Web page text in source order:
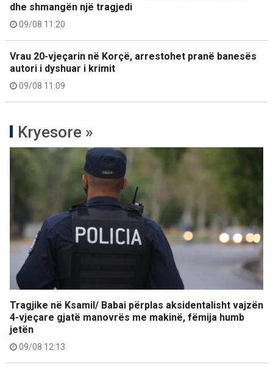
dhe shmangën një tragjedi
09/08 11:20
Vrau 20-vjeçarin në Korçë, arrestohet pranë banesës
autori i dyshuar i krimit
09/08 11:09
Kryesore »
Tragjike në Ksamil/ Babai përplas aksidentalisht vajzën
4-vjeçare gjatë manovrës me makinë, fëmija humb
jetën
09/08 12:13